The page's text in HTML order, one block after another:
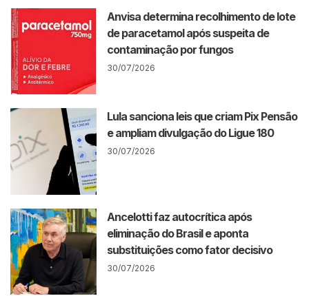
Anvisa determina recolhimento de lote
de paracetamol após suspeita de
contaminação por fungos
30/07/2026
Lula sanciona leis que criam Pix Pensão
e ampliam divulgação do Ligue 180
30/07/2026
Ancelotti faz autocrítica após
eliminação do Brasil e aponta
substituições como fator decisivo
30/07/2026